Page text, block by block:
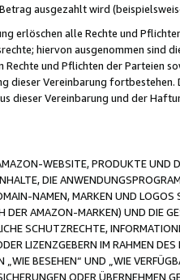
ausgezahlt wird
erlöschen alle Rechte und
hiervon ausgenommen sind
und Pflichten der Parteien
dieser Vereinbarung
dieser Vereinbarung und der
WEBSITE, PRODUKTE UND
DIE
NAMEN, MARKEN UND
DER AMAZON-MARKEN) UND DIE
SCHUTZRECHTE,
LIZENZGEBERN IM RAHMEN
„WIE BESEHEN“ UND „WIE
ODER ÜBERNEHMEN